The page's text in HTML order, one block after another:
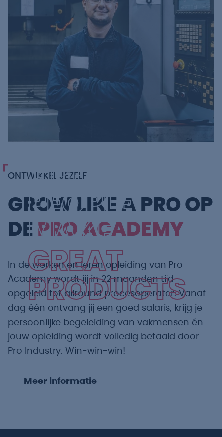
GREAT
PEOPLE
MAKE
GREAT
PRODUCTS
ONTWIKKEL JEZELF
GROW LIKE A PRO OP
DE PRO ACADEMY
In de werken en leren opleiding van Pro
Academy wordt jij in 22 maanden tijd
opgeleid tot allround procesoperator. Vanaf
dag één ontvang jij een goed salaris, krijg je
persoonlijke begeleiding van vakmensen én
jouw opleiding wordt volledig betaald door
Pro Industry. Win-win-win!
Meer informatie